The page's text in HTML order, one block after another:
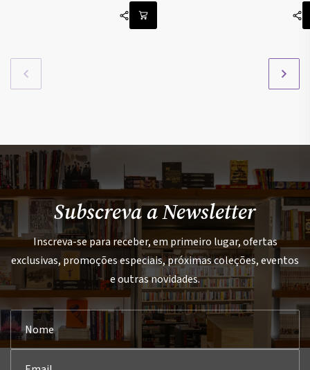
Subscreva a Newsletter
Inscreva-se para receber, em primeiro lugar, ofertas
exclusivas, promoções especiais, próximas coleções, eventos
e outras novidades.